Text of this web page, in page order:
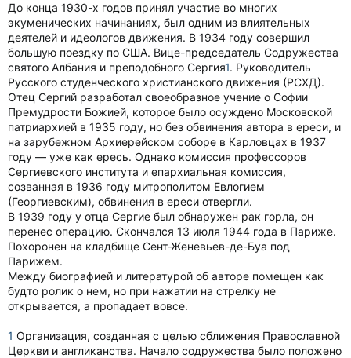
До конца 1930-х годов принял участие во многих
экуменических начинаниях, был одним из влиятельных
деятелей и идеологов движения. В 1934 году совершил
большую поездку по США. Вице-председатель Содружества
святого Албания и преподобного Сергия1. Руководитель
Русского студенческого христианского движения (РСХД).
Отец Сергий разработал своеобразное учение о Софии
Премудрости Божией, которое было осуждено Московской
патриархией в 1935 году, но без обвинения автора в ереси, и
на зарубежном Архиерейском соборе в Карловцах в 1937
году — уже как ересь. Однако комиссия профессоров
Сергиевского института и епархиальная комиссия,
созванная в 1936 году митрополитом Евлогием
(Георгиевским), обвинения в ереси отвергли.
В 1939 году у отца Сергие был обнаружен рак горла, он
перенес операцию. Скончался 13 июля 1944 года в Париже.
Похоронен на кладбище Сент-Женевьев-де-Буа под
Парижем.
Между биографией и литературой об авторе помещен как
будто ролик о нем, но при нажатии на стрелку не
открывается, а пропадает вовсе.
1 Организация, созданная с целью сближения Православной
Церкви и англиканства. Начало содружества было положено